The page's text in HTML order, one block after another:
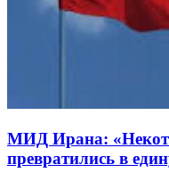
МИД Ирана:
превратились в